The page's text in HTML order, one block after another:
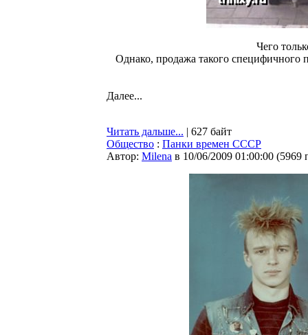
Чего
Однако, продажа такого специфичного
Далее...
Читать дальше... | 627 байт
Общество : Панки времен СССР
Автор: Milena в 10/06/2009 01:00:00 (5969